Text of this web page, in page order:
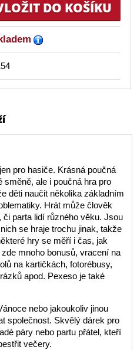
pro hasiče. Krásná poučná
směně, ale i poučná hra pro
děti naučit několika základním
Hrát může člověk
či parta lidí různého věku. Jsou
se hraje trochu jinak, takže
hry se měří i čas, jak
mnoho bonusů, vracení na
na kartičkách, fotorébusy,
apod. Pexeso je také
nebo jakoukoliv jinou
společnost. Skvělý dárek pro
páry nebo partu přátel, kteří
večery.